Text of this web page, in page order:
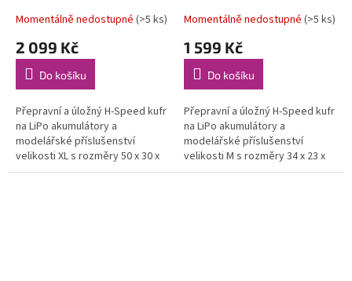
Momentálně nedostupné (>5 ks)
2 099 Kč
Do košíku
Přepravní a úložný H-Speed kufr
na LiPo akumulátory a
modelářské příslušenství
velikosti XL s rozměry 50 x 30 x
27 cm. Uzavírání výklopného
Momentálně nedostupné (>5 ks)
1 599 Kč
Do košíku
Přepravní a úložný H-Speed kufr
na LiPo akumulátory a
modelářské příslušenství
velikosti M s rozměry 34 x 23 x
25 cm. Uzavírání výklopného